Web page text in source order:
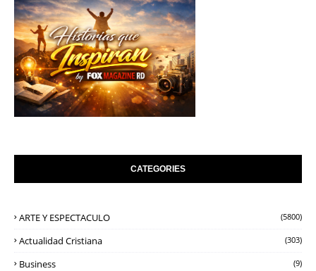
CATEGORIES
ARTE Y ESPECTACULO (5800)
Actualidad Cristiana (303)
Business (9)